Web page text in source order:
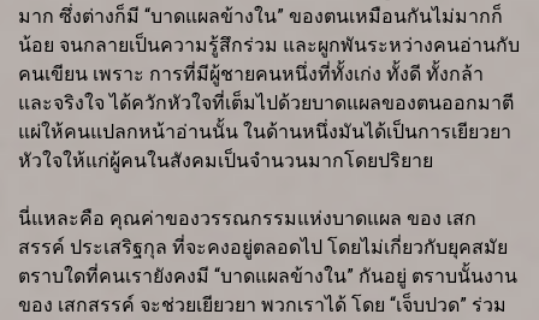
มาก ซึ่งต่างก็มี “บาดแผลข้างใน” ของตนเหมือนกันไม่มากก็
น้อย จนกลายเป็นความรู้สึกร่วม และผูกพันระหว่างคนอ่านกับ
คนเขียน เพราะ การที่มีผู้ชายคนหนึ่งที่ทั้งเก่ง ทั้งดี ทั้งกล้า
และจริงใจ ได้ควักหัวใจที่เต็มไปด้วยบาดแผลของตนออกมาตี
แผ่ให้คนแปลกหน้าอ่านนั้น ในด้านหนึ่งมันได้เป็นการเยียวยา
หัวใจให้แก่ผู้คนในสังคมเป็นจำนวนมากโดยปริยาย
นี่แหละคือ คุณค่าของวรรณกรรมแห่งบาดแผล ของ เสก
สรรค์ ประเสริฐกุล ที่จะคงอยู่ตลอดไป โดยไม่เกี่ยวกับยุคสมัย
ตราบใดที่คนเรายังคงมี “บาดแผลข้างใน” กันอยู่ ตราบนั้นงาน
ของ เสกสรรค์ จะช่วยเยียวยา พวกเราได้ โดย “เจ็บปวด” ร่วม